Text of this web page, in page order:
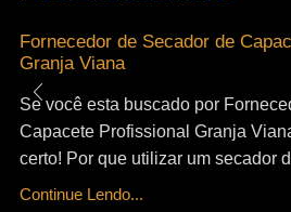
Fornecedor de Secador de
Granja Viana
Se você esta buscado por
Capacete Profissional Granja
certo! Por que utilizar um secador
Continue Lendo...